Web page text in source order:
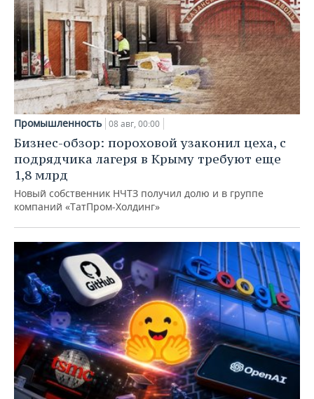
Промышленность 08 авг, 00:00
Бизнес-обзор: пороховой узаконил цеха, с
подрядчика лагеря в Крыму требуют еще
1,8 млрд
Новый собственник НЧТЗ получил долю и в группе
компаний «ТатПром-Холдинг»